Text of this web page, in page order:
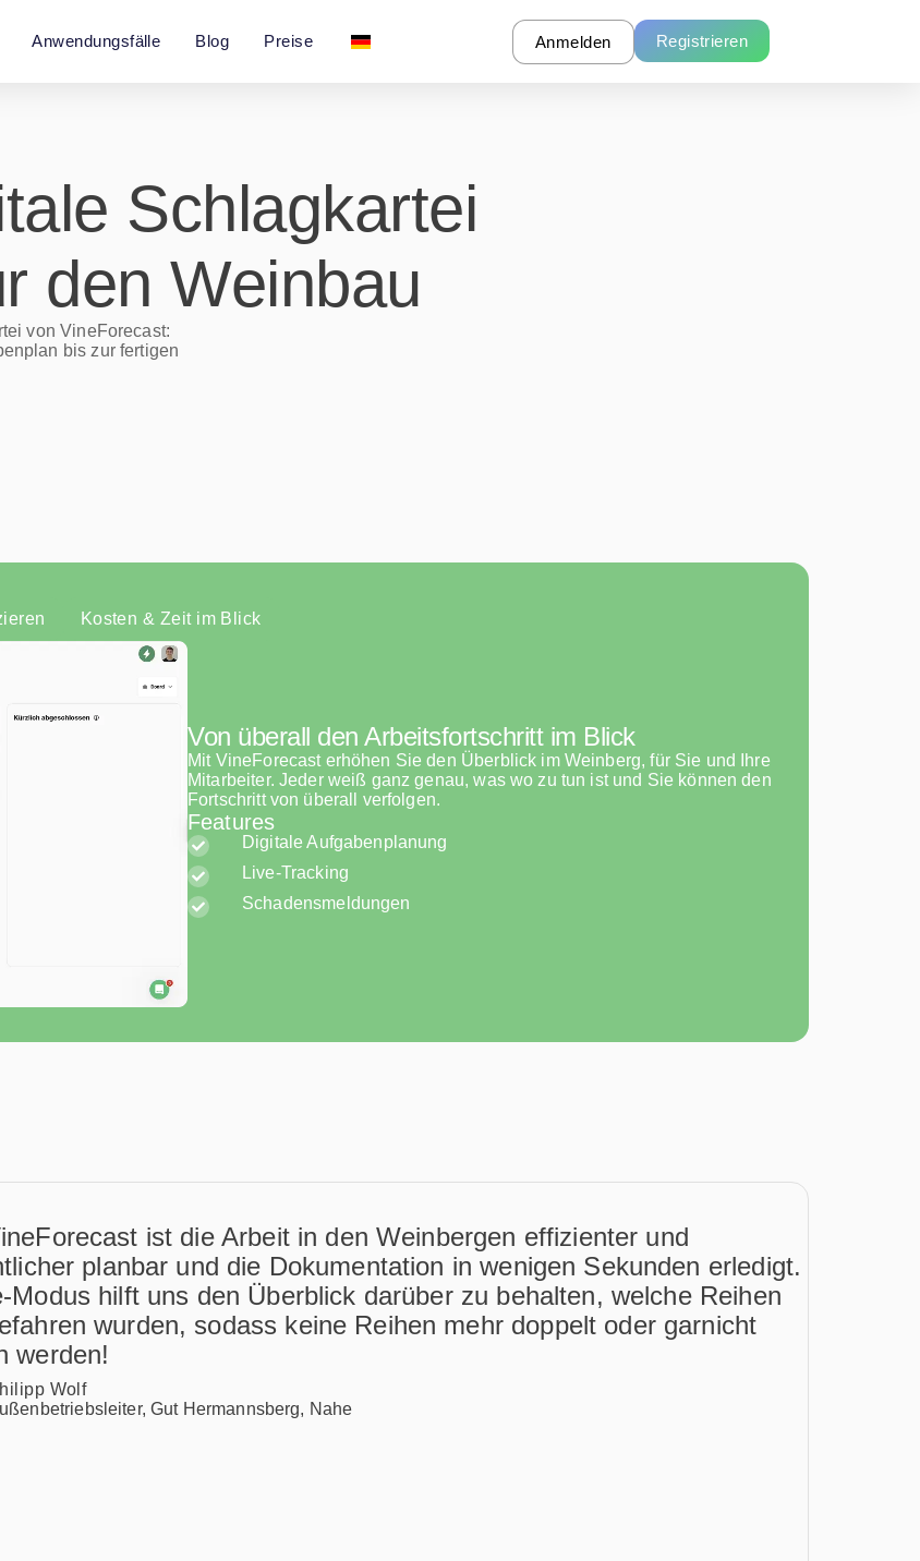
Anwendungsfälle Blog Preise Anmelden Registrieren
Schlagkartei
den Weinbau
von VineForecast:
bis zur fertigen
Kosten & Zeit im Blick
Von überall den Arbeitsfortschritt im Blick
Mit VineForecast erhöhen Sie den Überblick im Weinberg, für Sie und Ihre
Mitarbeiter. Jeder weiß ganz genau, was wo zu tun ist und Sie können den
Fortschritt von überall verfolgen.
Features
Digitale Aufgabenplanung
Live-Tracking
Schadensmeldungen
ist die Arbeit in den Weinbergen effizienter und
planbar und die Dokumentation in wenigen Sekunden erledigt.
Modus hilft uns den Überblick darüber zu behalten, welche Reihen
wurden, sodass keine Reihen mehr doppelt oder garnicht
werden!
Wolf
Gut Hermannsberg, Nahe